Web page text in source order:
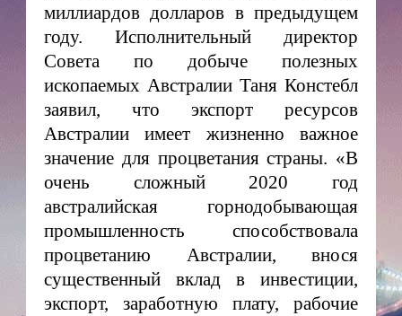
миллиардов долларов в предыдущем
году. Исполнительный директор
Совета по добыче полезных
ископаемых Австралии Таня Констебл
заявил, что экспорт ресурсов
Австралии имеет жизненно важное
значение для процветания страны. «В
очень сложный 2020 год
австралийская горнодобывающая
промышленность способствовала
процветанию Австралии, внося
существенный вклад в инвестиции,
экспорт, заработную плату, рабочие